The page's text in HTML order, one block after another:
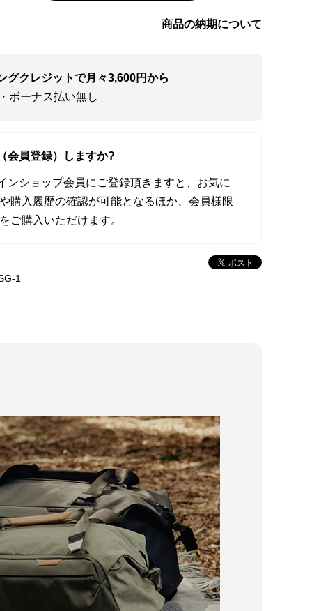
商品の納期について
グクレジットで月々3,600円から
ボーナス払い無し
会員登録）しますか?
ンショップ会員にご登録頂きますと、お気に
購入履歴の確認が可能となるほか、会員様限
ご購入いただけます。
1